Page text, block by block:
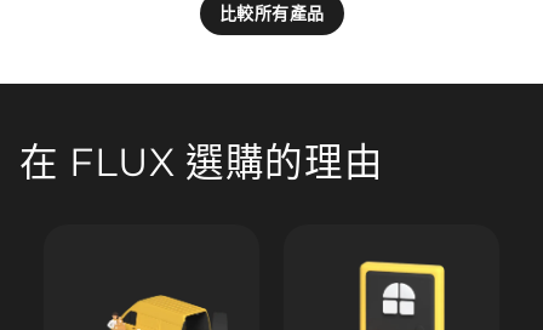
比較所有產品
在 FLUX 選購的理由